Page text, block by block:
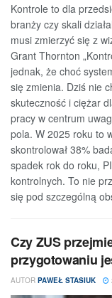
Kontrole to dla
branży czy skali
musi zmierzyć się z
Grant Thornton
jednak, że choć
się zmienia. Dziś nie
skuteczność i ciężar
pracy w centrum
pola. W 2025 roku to
skontrolował 38%
spadek rok do roku,
kontrolnych. To nie
się pod szczególną
Czy ZUS
przygotowaniu
AUTOR PAWEŁ STASIUK